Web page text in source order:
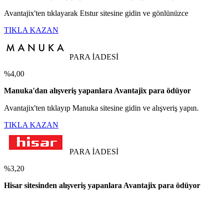
Avantajix'ten tıklayarak Etstur sitesine gidin ve gönlünüzce
TIKLA KAZAN
PARA İADESİ
%4,00
Manuka'dan alışveriş yapanlara Avantajix para ödüyor
Avantajix'ten tıklayıp Manuka sitesine gidin ve alışveriş yapın.
TIKLA KAZAN
PARA İADESİ
%3,20
Hisar sitesinden alışveriş yapanlara Avantajix para ödüyor